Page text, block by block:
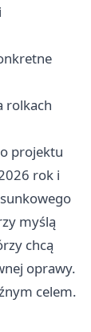
rolkach
projektu
rok i
myślą
chcą
oprawy.
celem.